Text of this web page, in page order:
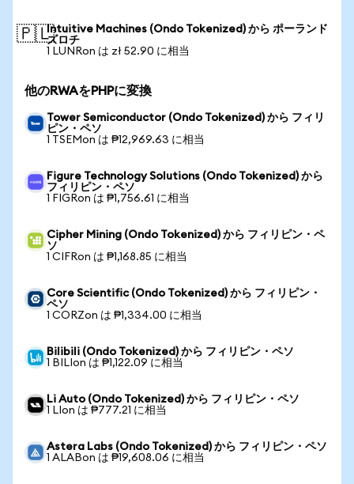
🇵🇱Intuitive Machines (Ondo Tokenized) から ポーランド
ズロチ
1 LUNRon は zł 52.90 に相当
他のRWAをPHPに変換
Tower Semiconductor (Ondo Tokenized) から フィリ
ピン・ペソ
1 TSEMon は ₱12,969.63 に相当
Figure Technology Solutions (Ondo Tokenized) から
フィリピン・ペソ
1 FIGRon は ₱1,756.61 に相当
Cipher Mining (Ondo Tokenized) から フィリピン・ペ
ソ
1 CIFRon は ₱1,168.85 に相当
Core Scientific (Ondo Tokenized) から フィリピン・
ペソ
1 CORZon は ₱1,334.00 に相当
Bilibili (Ondo Tokenized) から フィリピン・ペソ
1 BILIon は ₱1,122.09 に相当
Li Auto (Ondo Tokenized) から フィリピン・ペソ
1 LIon は ₱777.21 に相当
Astera Labs (Ondo Tokenized) から フィリピン・ペソ
1 ALABon は ₱19,608.06 に相当